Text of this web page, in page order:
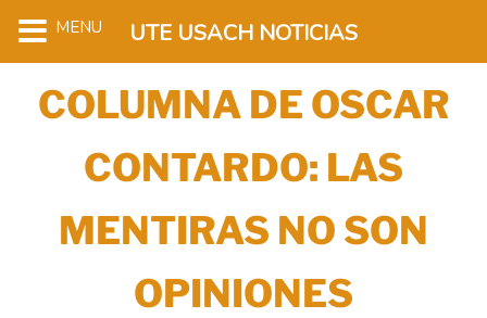
COLUMNA DE OSCAR
CONTARDO: LAS
MENTIRAS NO SON
OPINIONES
MENU UTE USACH NOTICIAS